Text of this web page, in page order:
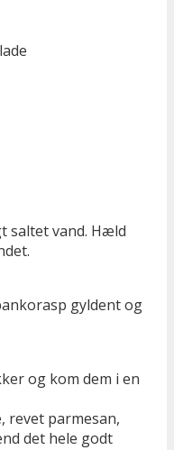
saltet vand. Hæld
gyldent og
og kom dem i en
revet parmesan,
det hele godt